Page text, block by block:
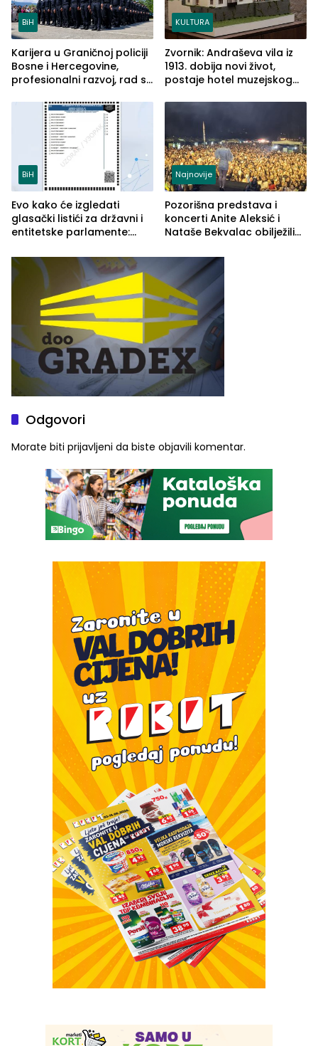
BiH
Karijera u Graničnoj policiji
Bosne i Hercegovine,
profesionalni razvoj, rad sa
služba građanima
KULTURA
Zvornik: Andraševa vila iz
1913. dobija novi život,
postaje hotel muzejskog
BiH
Evo kako će izgledati
glasački listići za državni i
entitetske parlamente:
vidljive na njima
Najnovije
Pozorišna predstava i
koncerti Anite Aleksić i
Nataše Bekvalac obilježili
ljeta (FOTO)
Odgovori
Morate biti prijavljeni da biste objavili komentar.